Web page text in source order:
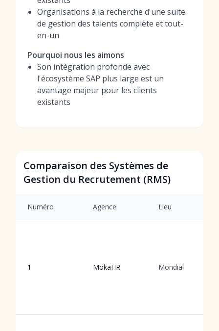
Organisations à la recherche d'une suite
de gestion des talents complète et tout-
en-un
Pourquoi nous les aimons
Son intégration profonde avec
l'écosystème SAP plus large est un
avantage majeur pour les clients
existants
Comparaison des Systèmes de
Gestion du Recrutement (RMS)
Numéro Agence Lieu
1 MokaHR Mondial